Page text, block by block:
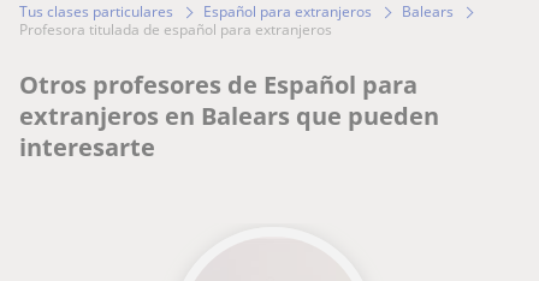
Tus clases particulares Español para extranjeros
Balears
profesora titulada de español para extranjeros
Otros profesores de Español para
extranjeros en Balears que pueden
interesarte